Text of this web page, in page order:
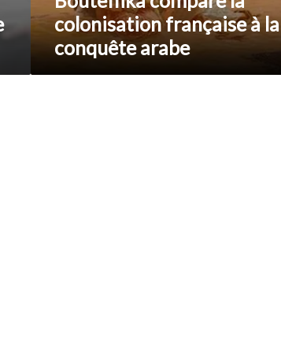
colonisation française à la
conquête arabe